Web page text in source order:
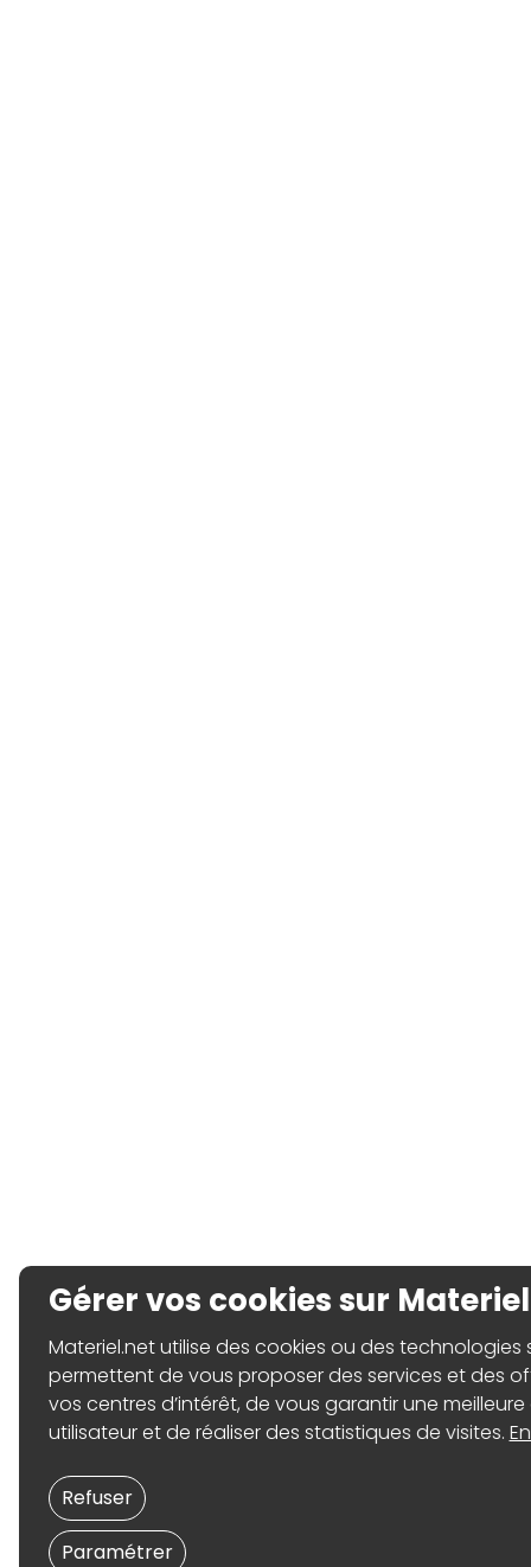
Gérer vos cookies sur
Materiel.net utilise des cookies ou des technologies
permettent de vous proposer des services et des
vos centres d’intérêt, de vous garantir une
utilisateur et de réaliser des statistiques de visites.
Paramétrer
Refuser